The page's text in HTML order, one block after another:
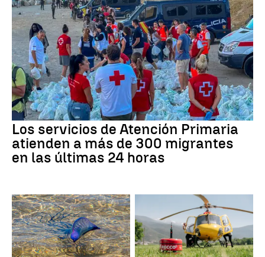
Los servicios de Atención Primaria
atienden a más de 300 migrantes
en las últimas 24 horas